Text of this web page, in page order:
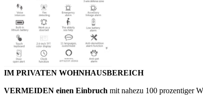
IM PRIVATEN WOHNHAUSBEREICH
VERMEIDEN einen Einbruch mit nahezu 100 prozentiger